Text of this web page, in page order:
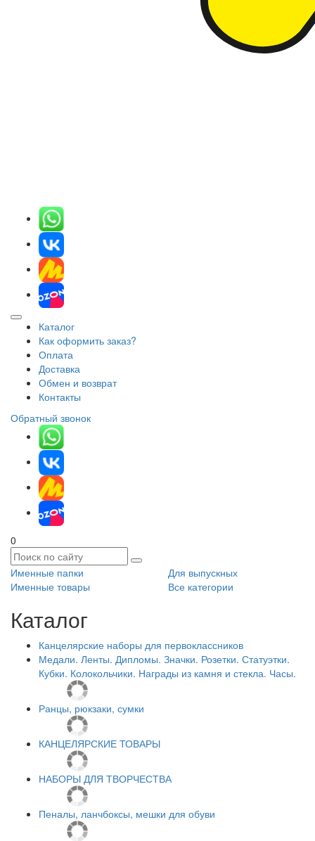
Каталог
Как оформить заказ?
Оплата
Доставка
Обмен и возврат
Контакты
Обратный звонок
0
Именные папки
Для выпускных
Именные товары
Все категории
Каталог
Канцелярские наборы для первоклассников
Медали. Ленты. Дипломы. Значки. Розетки. Статуэтки.
Кубки. Колокольчики. Награды из камня и стекла. Часы.
Ранцы, рюкзаки, сумки
КАНЦЕЛЯРСКИЕ ТОВАРЫ
НАБОРЫ ДЛЯ ТВОРЧЕСТВА
Пеналы, ланчбоксы, мешки для обуви